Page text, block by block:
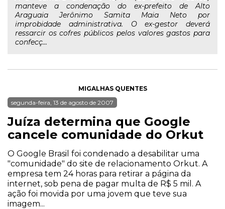
manteve a condenação do ex-prefeito de Alto
Araguaia Jerônimo Samita Maia Neto por
improbidade administrativa. O ex-gestor deverá
ressarcir os cofres públicos pelos valores gastos para
confecç...
MIGALHAS QUENTES
segunda-feira, 13 de agosto de 2007
Juíza determina que Google
cancele comunidade do Orkut
O Google Brasil foi condenado a desabilitar uma
"comunidade" do site de relacionamento Orkut. A
empresa tem 24 horas para retirar a página da
internet, sob pena de pagar multa de R$ 5 mil. A
ação foi movida por uma jovem que teve sua
imagem...